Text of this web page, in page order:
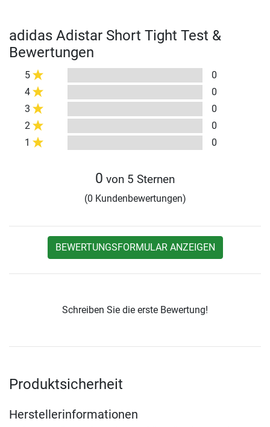
adidas Adistar Short Tight Test &
Bewertungen
5
0
4
0
3
0
2
0
1
0
0 von 5 Sternen
(0 Kundenbewertungen)
BEWERTUNGSFORMULAR ANZEIGEN
Schreiben Sie die erste Bewertung!
Produktsicherheit
Herstellerinformationen